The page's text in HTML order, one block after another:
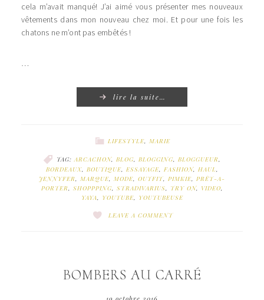
cela m’avait manqué! J’ai aimé vous présenter mes nouveaux
vêtements dans mon nouveau chez moi. Et pour une fois les
chatons ne m’ont pas embêtés !
…
lire la suite…
LIFESTYLE, MARIE
TAG: ARCACHON, BLOG BLOGGING BLOGGUEUR
BORDEAUX, BOUTIQUE, ESSAYAGE, FASHION, HAUL
JENNYFER
MARQUE MODE OUTFIT PIMKIE PRÊT-A-
PORTER
SHOPPPING, STRADIVARIUS TRY ON, VIDEO
YAYA
YOUTUBE, YOUTUBEUSE
LEAVE A COMMENT
BOMBERS AU CARRÉ